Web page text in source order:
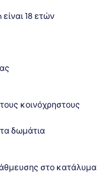
18 ετών
κοινόχρηστους
δωμάτια
στο κατάλυμα